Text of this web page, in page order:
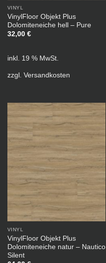
VINYL
VinylFloor Objekt Plus
Dolomiteneiche hell – Pure
32,00 €
inkl. 19 % MwSt.
zzgl. Versandkosten
VINYL
VinylFloor Objekt Plus
Dolomiteneiche natur – Nautico
Silent